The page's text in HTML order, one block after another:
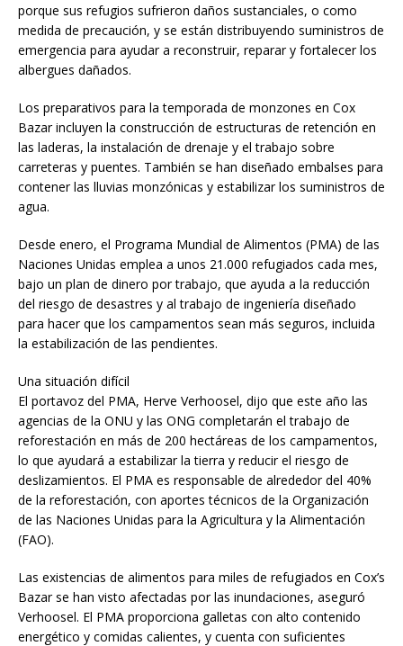
porque sus refugios sufrieron daños sustanciales, o como
medida de precaución, y se están distribuyendo suministros de
emergencia para ayudar a reconstruir, reparar y fortalecer los
albergues dañados.
Los preparativos para la temporada de monzones en Cox
Bazar incluyen la construcción de estructuras de retención en
las laderas, la instalación de drenaje y el trabajo sobre
carreteras y puentes. También se han diseñado embalses para
contener las lluvias monzónicas y estabilizar los suministros de
agua.
Desde enero, el Programa Mundial de Alimentos (PMA) de las
Naciones Unidas emplea a unos 21.000 refugiados cada mes,
bajo un plan de dinero por trabajo, que ayuda a la reducción
del riesgo de desastres y al trabajo de ingeniería diseñado
para hacer que los campamentos sean más seguros, incluida
la estabilización de las pendientes.
Una situación difícil
El portavoz del PMA, Herve Verhoosel, dijo que este año las
agencias de la ONU y las ONG completarán el trabajo de
reforestación en más de 200 hectáreas de los campamentos,
lo que ayudará a estabilizar la tierra y reducir el riesgo de
deslizamientos. El PMA es responsable de alrededor del 40%
de la reforestación, con aportes técnicos de la Organización
de las Naciones Unidas para la Agricultura y la Alimentación
(FAO).
Las existencias de alimentos para miles de refugiados en Cox’s
Bazar se han visto afectadas por las inundaciones, aseguró
Verhoosel. El PMA proporciona galletas con alto contenido
energético y comidas calientes, y cuenta con suficientes